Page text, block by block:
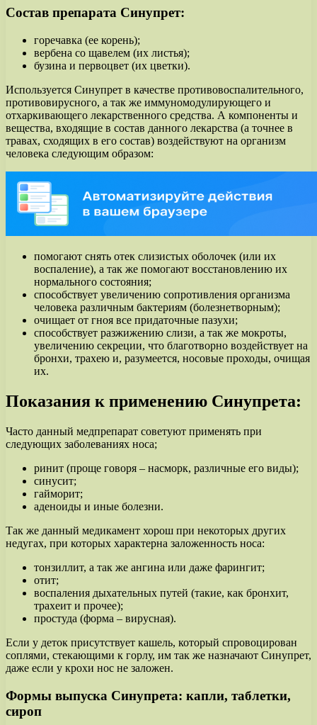
Состав препарата Синупрет:
горечавка (ее корень);
вербена со щавелем (их листья);
бузина и первоцвет (их цветки).
Используется Синупрет в качестве противовоспалительного,
противовирусного, а так же иммуномодулирующего и
отхаркивающего лекарственного средства. А компоненты и
вещества, входящие в состав данного лекарства (а точнее в
травах, сходящих в его состав) воздействуют на организм
человека следующим образом:
помогают снять отек слизистых оболочек (или их
воспаление), а так же помогают восстановлению их
нормального состояния;
способствует увеличению сопротивления организма
человека различным бактериям (болезнетворным);
очищает от гноя все придаточные пазухи;
способствует разжижению слизи, а так же мокроты,
увеличению секреции, что благотворно воздействует на
бронхи, трахею и, разумеется, носовые проходы, очищая
их.
Показания к применению Синупрета:
Часто данный медпрепарат советуют применять при
следующих заболеваниях носа;
ринит (проще говоря – насморк, различные его виды);
синусит;
гайморит;
аденоиды и иные болезни.
Так же данный медикамент хорош при некоторых других
недугах, при которых характерна заложенность носа:
тонзиллит, а так же ангина или даже фарингит;
отит;
воспаления дыхательных путей (такие, как бронхит,
трахеит и прочее);
простуда (форма – вирусная).
Если у деток присутствует кашель, который спровоцирован
соплями, стекающими к горлу, им так же назначают Синупрет,
даже если у крохи нос не заложен.
Формы выпуска Синупрета: капли, таблетки,
сироп